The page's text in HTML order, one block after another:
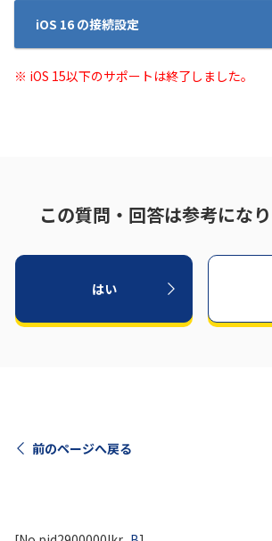
iOS 16 の接続設定
※ iOS 15以下のサポートは終了しました。
この質問・回答は参考にな
はい
前のページへ戻る